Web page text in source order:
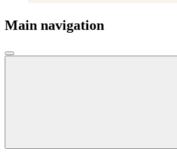
Main navigation